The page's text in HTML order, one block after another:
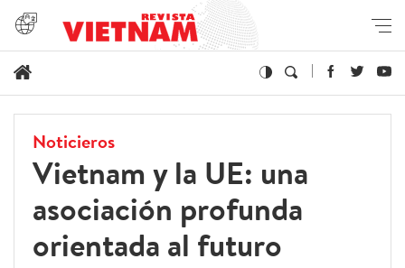
Noticieros
Vietnam y la UE: una
asociación profunda
orientada al futuro